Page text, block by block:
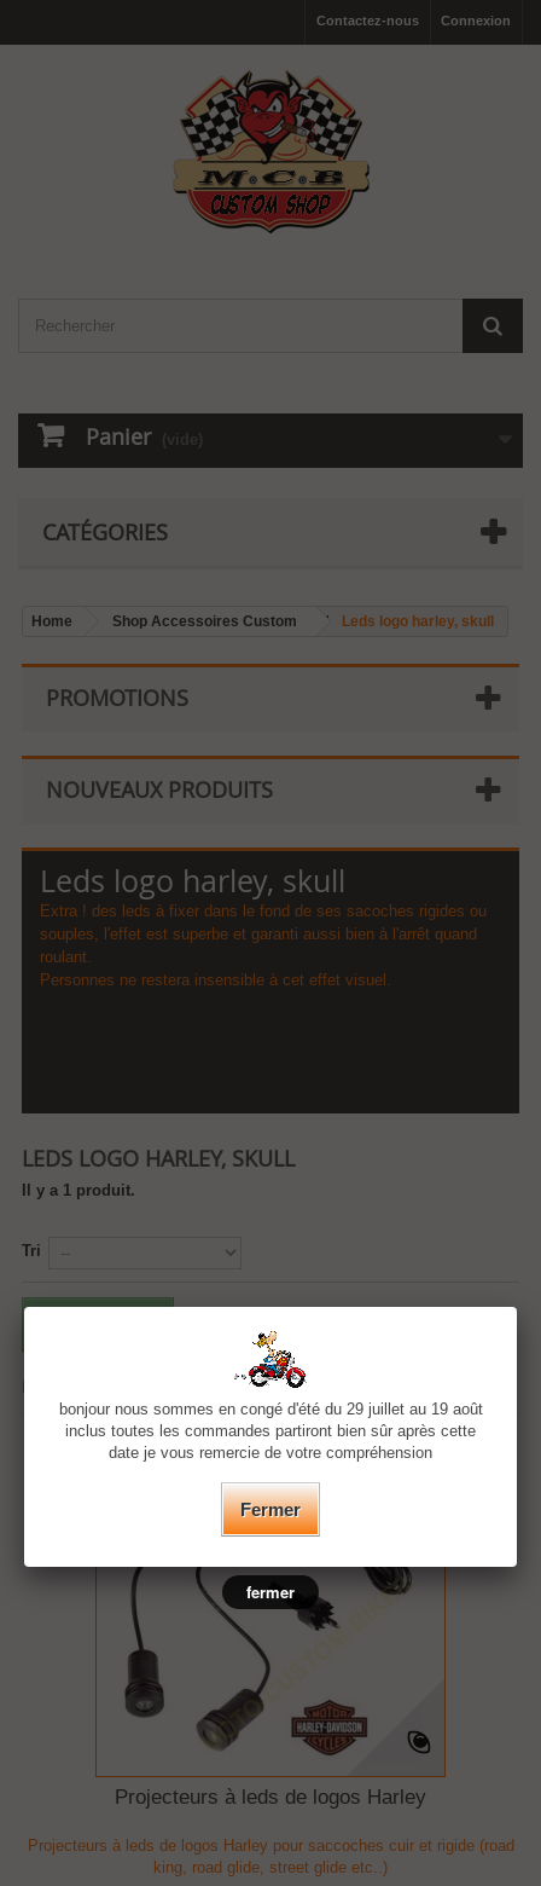
Connexion
Contactez-nous
Panier (vide)
CATÉGORIES
Home Shop Accessoires Custom Leds logo harley, skull
PROMOTIONS
NOUVEAUX PRODUITS
Leds logo harley, skull
Extra ! des leds à fixer dans le fond de ses sacoches rigides ou
souples, l'effet est superbe et garanti aussi bien à l'arrêt quand
roulant.
Personnes ne restera insensible à cet effet visuel.
LEDS LOGO HARLEY, SKULL
Il y a 1 produit.
Tri
Projecteurs à leds de logos Harley
Projecteurs à leds de logos Harley pour saccoches cuir et rigide (road
king, road glide, street glide etc..)
bonjour nous sommes en congé d'été du 29 juillet au 19 août
inclus toutes les commandes partiront bien sûr après cette
date je vous remercie de votre compréhension
Fermer
fermer